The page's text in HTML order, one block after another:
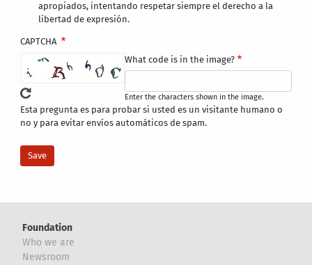
apropiados, intentando respetar siempre el derecho a la
libertad de expresión.
CAPTCHA
What code is in the image?
Enter the characters shown in the image.
Esta pregunta es para probar si usted es un visitante humano o
no y para evitar envíos automáticos de spam.
Foundation
Who we are
Newsroom